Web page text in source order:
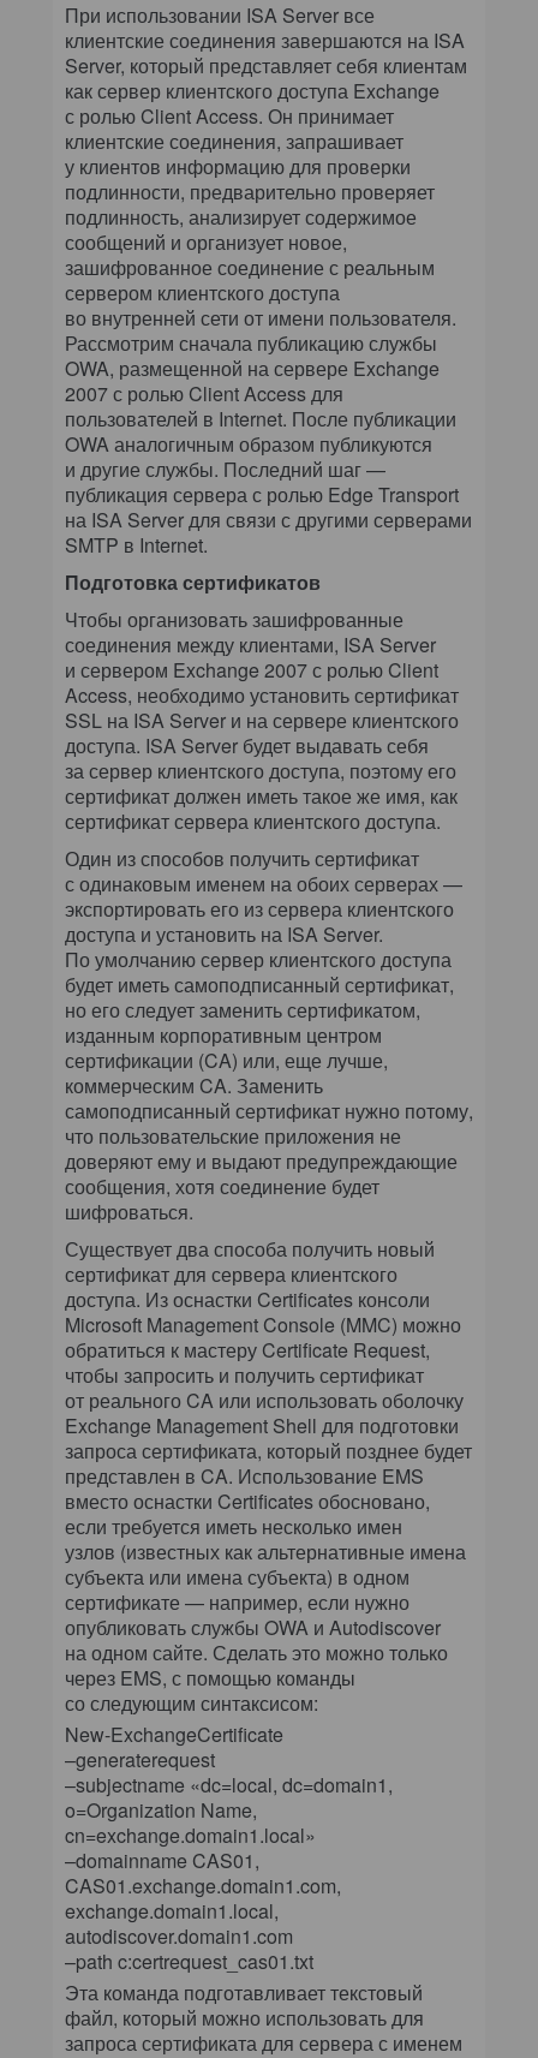
При использовании ISA Server все
клиентские соединения завершаются на ISA
Server, который представляет себя клиентам
как сервер клиентского доступа Exchange
с ролью Client Access. Он принимает
клиентские соединения, запрашивает
у клиентов информацию для проверки
подлинности, предварительно проверяет
подлинность, анализирует содержимое
сообщений и организует новое,
зашифрованное соединение с реальным
сервером клиентского доступа
во внутренней сети от имени пользователя.
Рассмотрим сначала публикацию службы
OWA, размещенной на сервере Exchange
2007 с ролью Client Access для
пользователей в Internet. После публикации
OWA аналогичным образом публикуются
и другие службы. Последний шаг —
публикация сервера с ролью Edge Transport
на ISA Server для связи с другими серверами
SMTP в Internet.
Подготовка сертификатов
Чтобы организовать зашифрованные
соединения между клиентами, ISA Server
и сервером Exchange 2007 с ролью Client
Access, необходимо установить сертификат
SSL на ISA Server и на сервере клиентского
доступа. ISA Server будет выдавать себя
за сервер клиентского доступа, поэтому его
сертификат должен иметь такое же имя, как
сертификат сервера клиентского доступа.
Один из способов получить сертификат
с одинаковым именем на обоих серверах —
экспортировать его из сервера клиентского
доступа и установить на ISA Server.
По умолчанию сервер клиентского доступа
будет иметь самоподписанный сертификат,
но его следует заменить сертификатом,
изданным корпоративным центром
сертификации (CA) или, еще лучше,
коммерческим CA. Заменить
самоподписанный сертификат нужно потому,
что пользовательские приложения не
доверяют ему и выдают предупреждающие
сообщения, хотя соединение будет
шифроваться.
Существует два способа получить новый
сертификат для сервера клиентского
доступа. Из оснастки Certificates консоли
Microsoft Management Console (MMC) можно
обратиться к мастеру Certificate Request,
чтобы запросить и получить сертификат
от реального CA или использовать оболочку
Exchange Management Shell для подготовки
запроса сертификата, который позднее будет
представлен в CA. Использование EMS
вместо оснастки Certificates обосновано,
если требуется иметь несколько имен
узлов (известных как альтернативные имена
субъекта или имена субъекта) в одном
сертификате — например, если нужно
опубликовать службы OWA и Autodiscover
на одном сайте. Сделать это можно только
через EMS, с помощью команды
со следующим синтаксисом:
New-ExchangeCertificate
–generaterequest
–subjectname «dc=local, dc=domain1,
o=Organization Name,
cn=exchange.domain1.local»
–domainname CAS01,
CAS01.exchange.domain1.com,
exchange.domain1.local,
autodiscover.domain1.com
–path c:certrequest_cas01.txt
Эта команда подготавливает текстовый
файл, который можно использовать для
запроса сертификата для сервера с именем